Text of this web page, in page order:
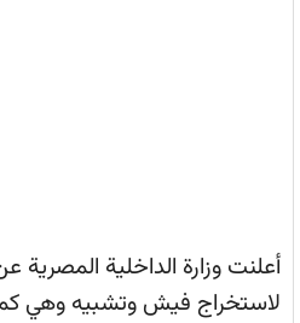
أعلنت وزارة الداخلية المصرية
لاستخراج فيش وتشبيه وهي